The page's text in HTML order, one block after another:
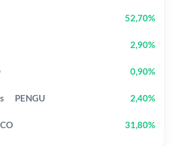
52,70%
2,90%
0,90%
PENGU 2,40%
31,80%